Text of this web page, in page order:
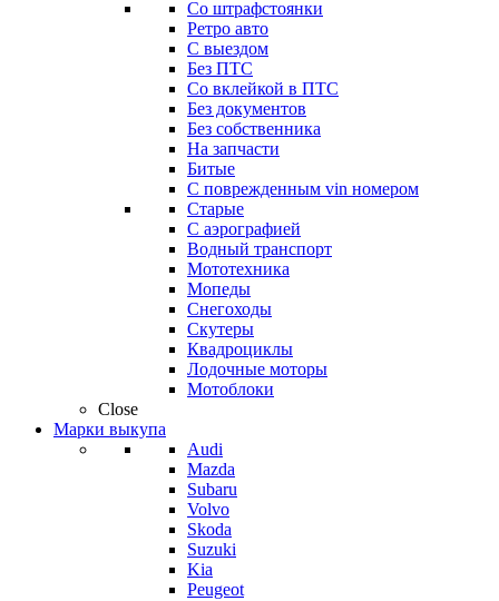
Со штрафстоянки
Ретро авто
С выездом
Без ПТС
Со вклейкой в ПТС
Без документов
Без собственника
На запчасти
Битые
С поврежденным vin номером
Старые
С аэрографией
Водный транспорт
Мототехника
Мопеды
Снегоходы
Скутеры
Квадроциклы
Лодочные моторы
Мотоблоки
Close
Марки выкупа
Audi
Mazda
Subaru
Volvo
Skoda
Suzuki
Kia
Peugeot